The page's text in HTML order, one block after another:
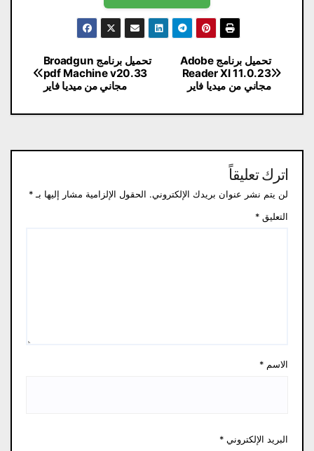
تصفّح
المقالات
تحميل برنامج Broadgun
pdf Machine v20.33
مجاني من ميديا ​​فاير
تحميل برنامج Adobe
Reader XI 11.0.23
مجاني من ميديا ​​فاير
اترك تعليقاً
لن يتم نشر عنوان بريدك الإلكتروني. الحقول الإلزامية مشار إليها بـ *
التعليق *
الاسم *
البريد الإلكتروني *